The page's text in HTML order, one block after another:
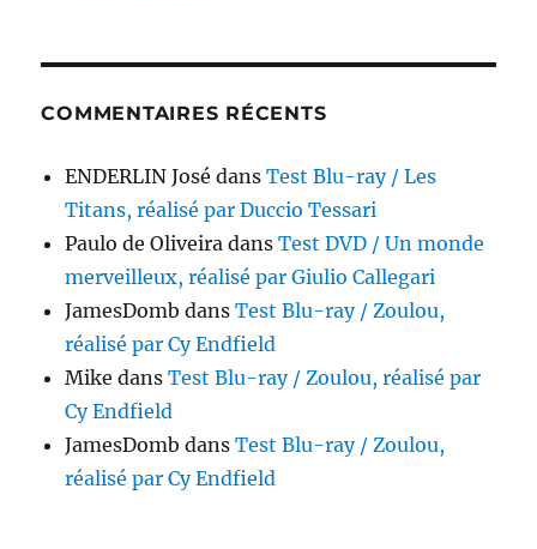
COMMENTAIRES RÉCENTS
ENDERLIN José dansTest Blu-ray / Les
Titans, réalisé par Duccio Tessari
Paulo de Oliveira dansTest DVD / Un monde
merveilleux, réalisé par Giulio Callegari
JamesDomb dansTest Blu-ray / Zoulou,
réalisé par Cy Endfield
Mike dansTest Blu-ray / Zoulou, réalisé par
Cy Endfield
JamesDomb dansTest Blu-ray / Zoulou,
réalisé par Cy Endfield